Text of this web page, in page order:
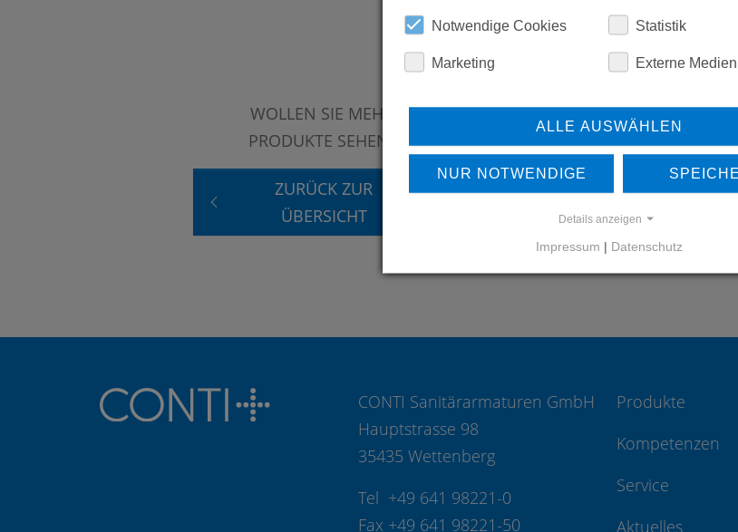
WOLLEN SIE MEHR
PRODUKTE SEHEN?
ZURÜCK ZUR
ÜBERSICHT
ERFAHREN SIE MEHR ÜBER
UNSERE REFERENZEN
REFERENZEN
CONTI Sanitärarmaturen GmbH
Hauptstrasse 98
35435 Wettenberg
Tel +49 641 98221-0
Fax +49 641 98221-50
Produkte
Kompetenzen
Service
Aktuelles
Notwendige Cookies Statistik
Marketing Externe Medien
ALLE AUSWÄHLEN
NUR NOTWENDIGE
Details anzeigen
Impressum | Datenschutz